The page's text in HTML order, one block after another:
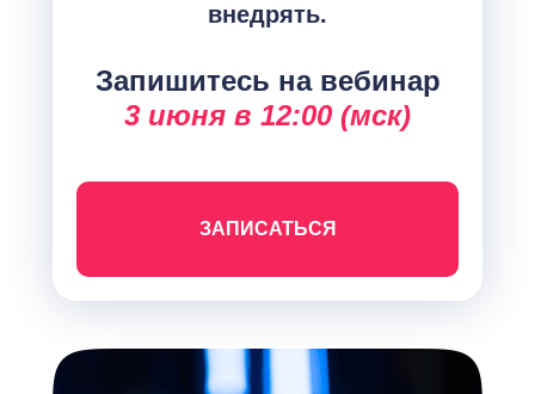
внедрять.
Запишитесь на вебинар
ЗАПИСАТЬСЯ
3 июня в 12:00 (мск)